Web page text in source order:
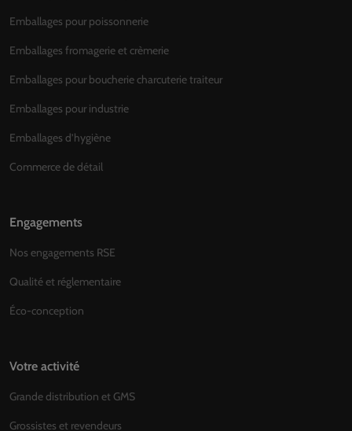
Emballages pour poissonnerie
Emballages fromagerie et crèmerie
Emballages pour boucherie charcuterie traiteur
Emballages pour industrie
Emballages d’hygiène
Commerce de détail
Engagements
Nos engagements RSE
Qualité et réglementaire
Éco-conception
Votre activité
Grande distribution et GMS
Grossistes et revendeurs